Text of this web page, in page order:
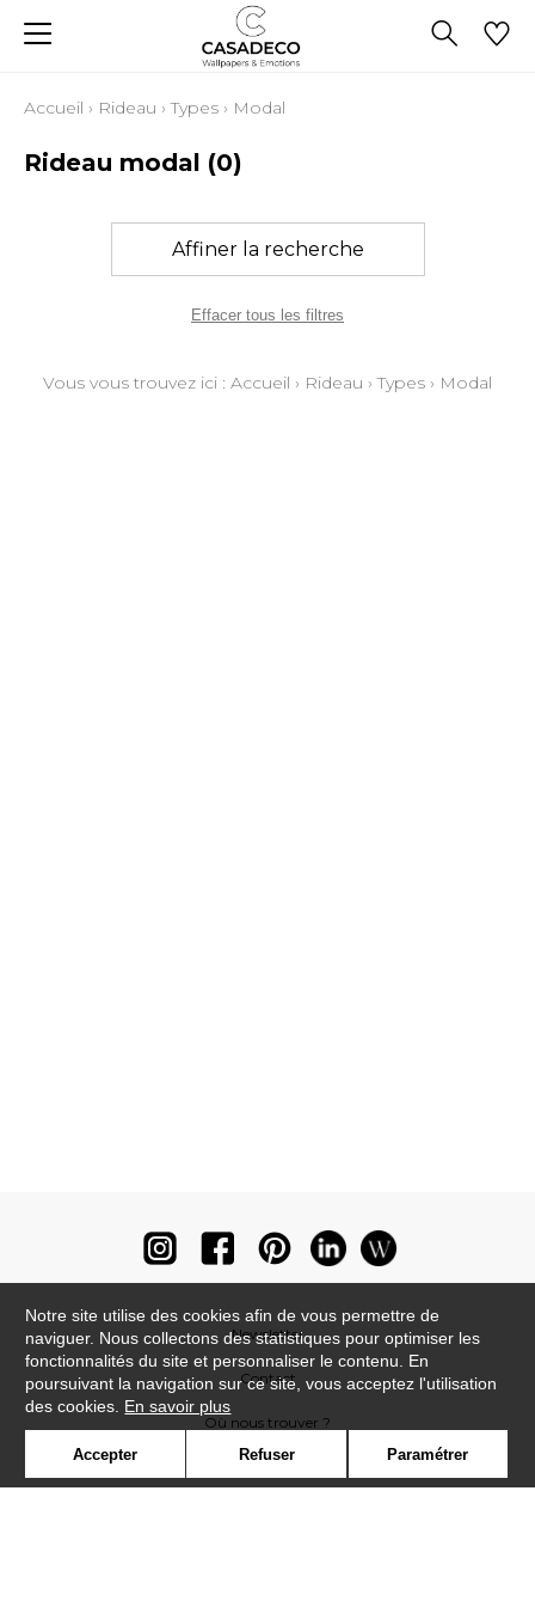
Accueil › Rideau ›Types › Modal
Rideau modal (0)
Affiner la recherche
Effacer tous les filtres
Vous vous trouvez ici : Accueil › Rideau ›Types › Modal
Newsletter
Contact
Où nous trouver ?
Notre site utilise des cookies afin de vous permettre de
naviguer. Nous collectons des statistiques pour optimiser les
fonctionnalités du site et personnaliser le contenu. En
poursuivant la navigation sur ce site, vous acceptez l'utilisation
des cookies. En savoir plus
Accepter Refuser Paramétrer